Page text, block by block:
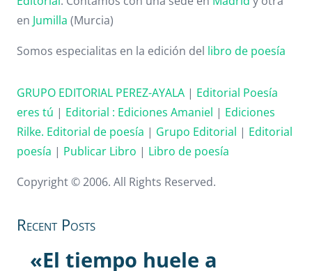
en Jumilla (Murcia)
Somos especialitas en la edición del libro de poesía
GRUPO EDITORIAL PEREZ-AYALA | Editorial Poesía
eres tú | Editorial : Ediciones Amaniel | Ediciones
Rilke. Editorial de poesía | Grupo Editorial | Editorial
poesía | Publicar Libro | Libro de poesía
Copyright © 2006. All Rights Reserved.
Recent Posts
«El tiempo huele a